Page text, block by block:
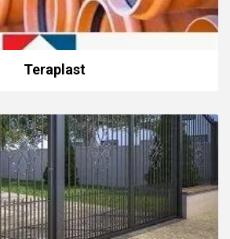
Teraplast